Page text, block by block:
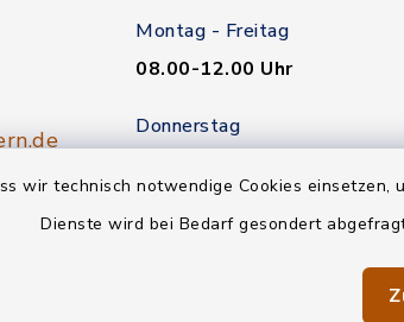
wir technisch notwendige Cookies
Dienste wird bei Bedarf gesondert
Montag - Freitag
08.00-12.00 Uhr
Donnerstag
Kein Termin nötig!